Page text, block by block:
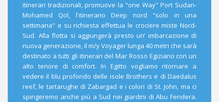
itinerari tradizionali, promuove la "one Way" Port Sudan-
Mohamed Qol, l'itinerario Deep nord "solo in una
settimana" e su richiesta effettua le crociere miste Nord-
Sud. Alla flotta si aggiungerà presto un’ imbarcazione di
nuova generazione, il m/y Voyager lunga 40 metri che sarà
destinato a tutti gli itinerari del Mar Rosso Egiziano con un
alto tenore di comfort. In Egitto vogliamo ritornare a
vedere il blu profondo delle isole Brothers e di Daedalus
reef, le tartarughe di Zabargad e i colori di St. John, ma ci
spingeremo anche più a Sud nei giardini di Abu Fendera.